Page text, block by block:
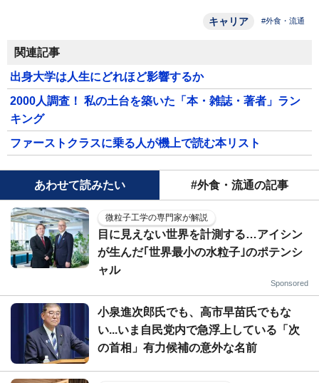
キャリア #外食・流通
関連記事
出身大学は人生にどれほど影響するか
2000人調査！ 私の土台を築いた「本・雑誌・著者」ラン
キング
ファーストクラスに乗る人が機上で読む本リスト
あわせて読みたい #外食・流通の記事
微粒子工学の専門家が解説
目に見えない世界を計測する…アイシン
が生んだ｢世界最小の水粒子｣のポテンシ
ャル
Sponsored
小泉進次郎氏でも、高市早苗氏でもな
い...いま自民党内で急浮上している「次
の首相」有力候補の意外な名前